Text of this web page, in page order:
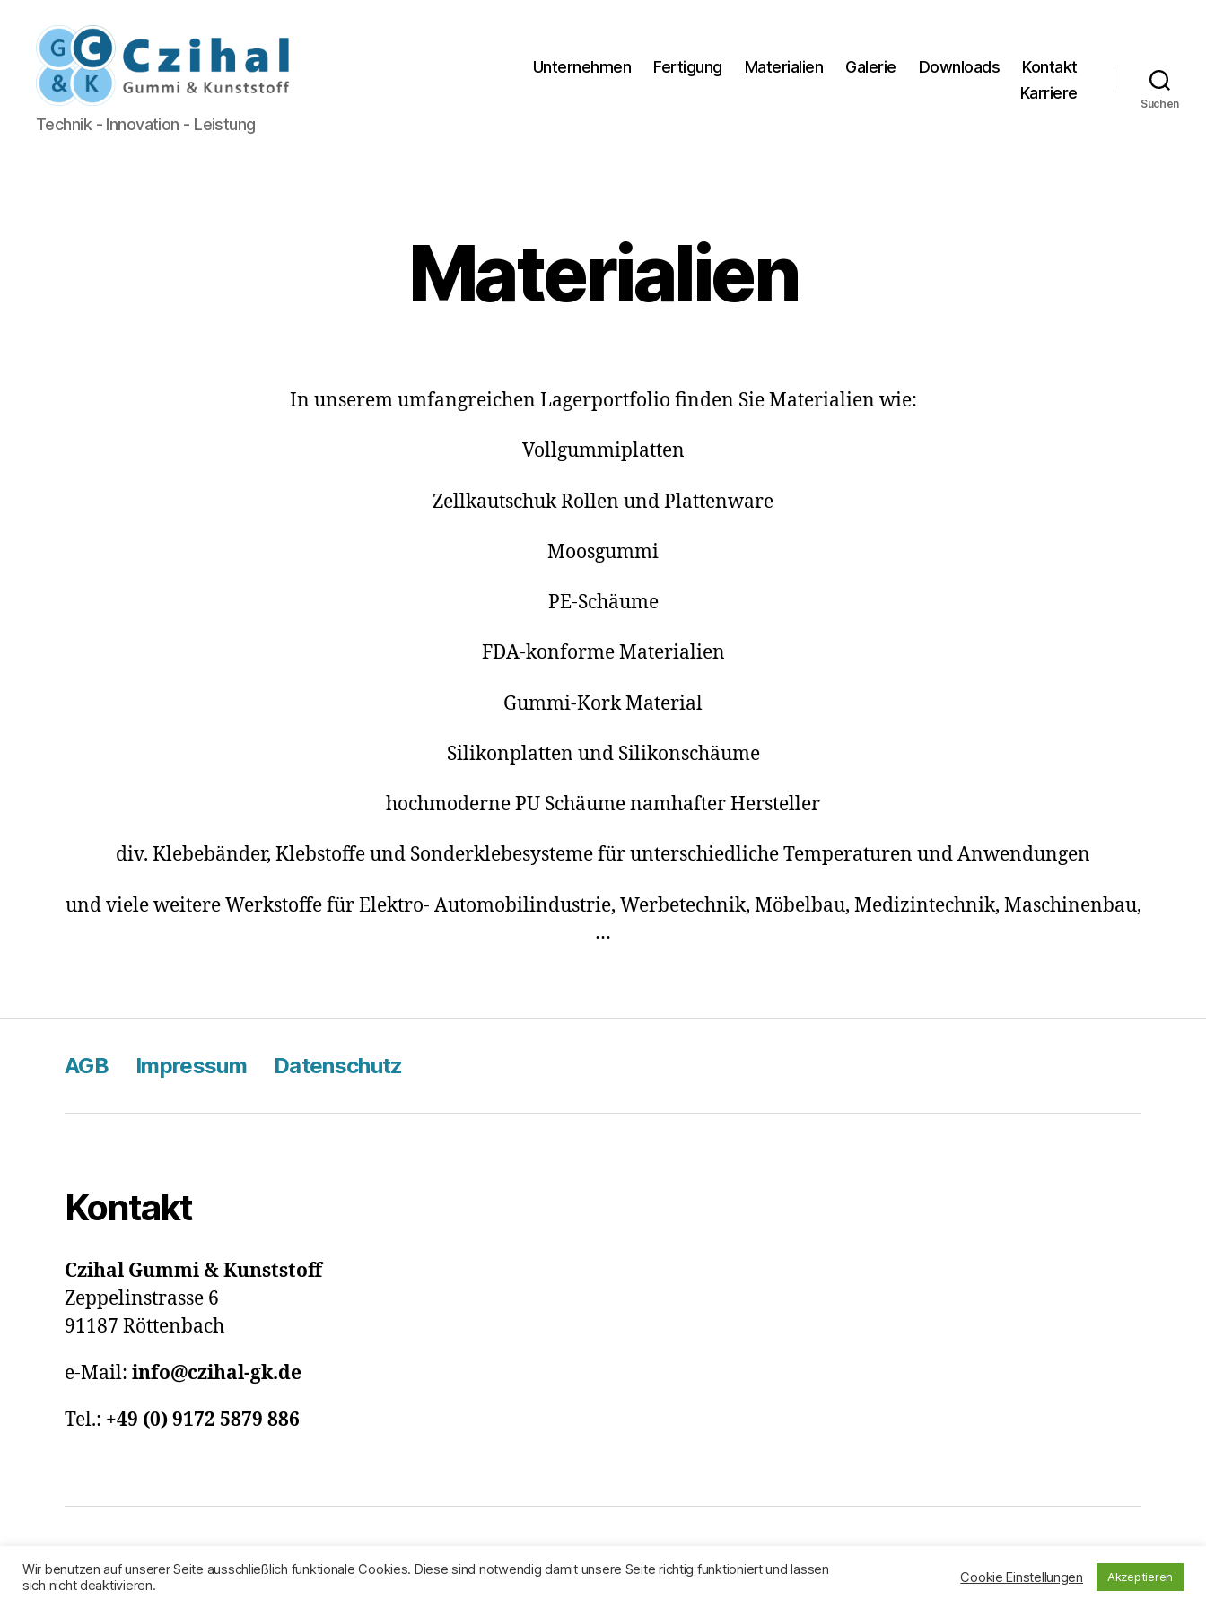
Czihal
Gummi
Technik - Innovation - Leistung
Unternehmen Fertigung Materialien Galerie Downloads
Kontakt
Karriere
Suchen
Materialien
In unserem umfangreichen Lagerportfolio finden Sie Materialien wie:
Vollgummiplatten
Zellkautschuk Rollen und Plattenware
Moosgummi
PE-Schäume
FDA-konforme Materialien
Gummi-Kork Material
Silikonplatten und Silikonschäume
hochmoderne PU Schäume namhafter Hersteller
div. Klebebänder, Klebstoffe und Sonderklebesysteme für unterschiedliche Temperaturen und Anwendungen
und viele weitere Werkstoffe für Elektro- Automobilindustrie, Werbetechnik, Möbelbau, Medizintechnik, Maschinenbau,
…
AGB Impressum Datenschutz
Kontakt
Czihal Gummi & Kunststoff
Zeppelinstrasse 6
91187 Röttenbach
e-Mail: info@czihal-gk.de
Tel.: +49 (0)9172 5879 886
Wir benutzen auf unserer Seite ausschließlich funktionale Cookies. Diese sind notwendig damit unsere Seite richtig funktioniert und lassen
sich nicht deaktivieren.
Cookie Einstellungen Akzeptieren